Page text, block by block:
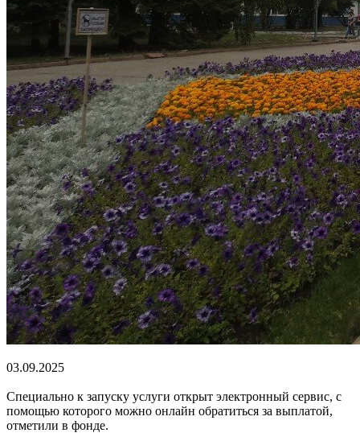
03.09.2025
Специально к запуску услуги открыт электронный сервис, с
помощью которого можно онлайн обратиться за выплатой,
отметили в фонде.